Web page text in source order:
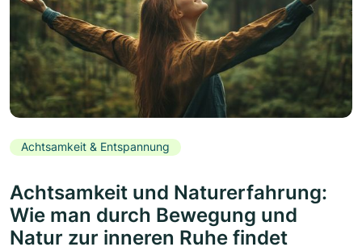
Achtsamkeit & Entspannung
Achtsamkeit und Naturerfahrung:
Wie man durch Bewegung und
Natur zur inneren Ruhe findet